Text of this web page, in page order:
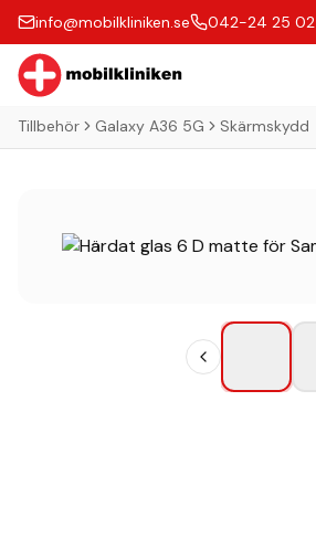
info@mobilkliniken.se 042-24 25 02
Tillbehör Galaxy A36 5G Skärmskydd